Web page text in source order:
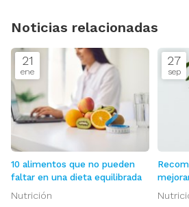
Noticias relacionadas
21
ene
10 alimentos que no pueden
faltar en una dieta equilibrada
Nutrición
27
sep
en